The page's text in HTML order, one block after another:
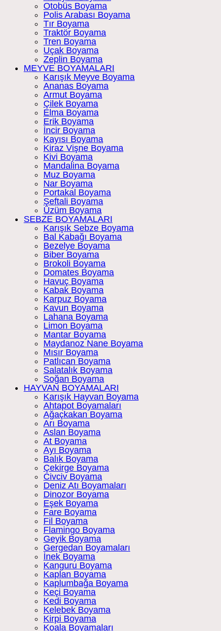
Otobüs Boyama
Polis Arabası Boyama
Tır Boyama
Traktör Boyama
Tren Boyama
Uçak Boyama
Zeplin Boyama
MEYVE BOYAMALARI
Karışık Meyve Boyama
Ananas Boyama
Armut Boyama
Çilek Boyama
Elma Boyama
Erik Boyama
İncir Boyama
Kayısı Boyama
Kiraz Vişne Boyama
Kivi Boyama
Mandalina Boyama
Muz Boyama
Nar Boyama
Portakal Boyama
Şeftali Boyama
Üzüm Boyama
SEBZE BOYAMALARI
Karışık Sebze Boyama
Bal Kabağı Boyama
Bezelye Boyama
Biber Boyama
Brokoli Boyama
Domates Boyama
Havuç Boyama
Kabak Boyama
Karpuz Boyama
Kavun Boyama
Lahana Boyama
Limon Boyama
Mantar Boyama
Maydanoz Nane Boyama
Mısır Boyama
Patlıcan Boyama
Salatalık Boyama
Soğan Boyama
HAYVAN BOYAMALARI
Karışık Hayvan Boyama
Ahtapot Boyamaları
Ağaçkakan Boyama
Arı Boyama
Aslan Boyama
At Boyama
Ayı Boyama
Balık Boyama
Çekirge Boyama
Civciv Boyama
Deniz Atı Boyamaları
Dinozor Boyama
Eşek Boyama
Fare Boyama
Fil Boyama
Flamingo Boyama
Geyik Boyama
Gergedan Boyamaları
İnek Boyama
Kanguru Boyama
Kaplan Boyama
Kaplumbağa Boyama
Keçi Boyama
Kedi Boyama
Kelebek Boyama
Kirpi Boyama
Koala Boyamaları